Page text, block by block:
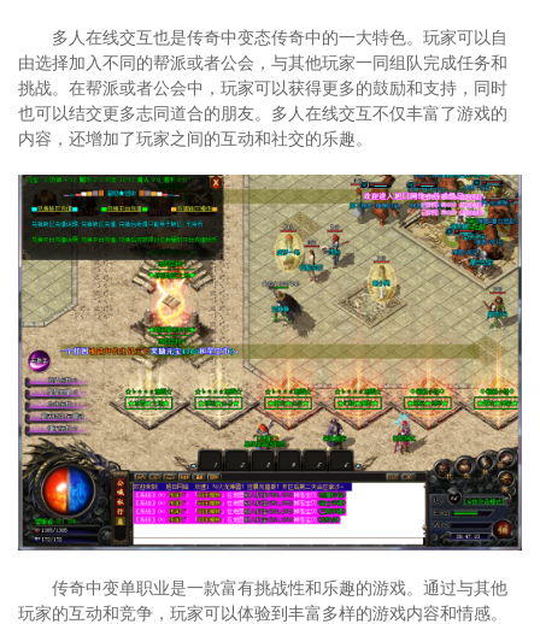
多人在线交互也是传奇中变态传奇中的一大特色。玩家可以自
由选择加入不同的帮派或者公会，与其他玩家一同组队完成任务和
挑战。在帮派或者公会中，玩家可以获得更多的鼓励和支持，同时
也可以结交更多志同道合的朋友。多人在线交互不仅丰富了游戏的
内容，还增加了玩家之间的互动和社交的乐趣。
传奇中变单职业是一款富有挑战性和乐趣的游戏。通过与其他
玩家的互动和竞争，玩家可以体验到丰富多样的游戏内容和情感。